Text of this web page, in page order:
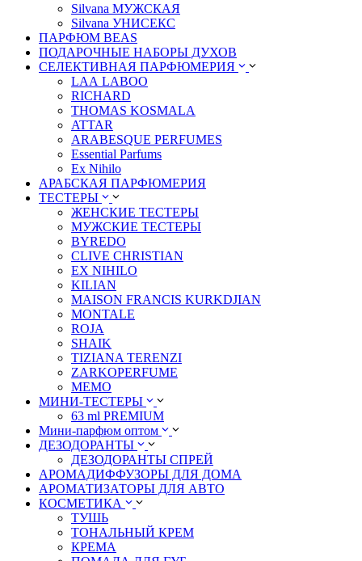
Silvana МУЖСКАЯ
Silvana УНИСЕКС
ПАРФЮМ BEAS
ПОДАРОЧНЫЕ НАБОРЫ ДУХОВ
СЕЛЕКТИВНАЯ ПАРФЮМЕРИЯ
LАА LABОО
RICHARD
THOMAS KOSMALA
ATTAR
ARABESQUE PERFUMES
Essential Parfums
Ex Nihilo
АРАБСКАЯ ПАРФЮМЕРИЯ
ТЕСТЕРЫ
ЖЕНСКИЕ ТЕСТЕРЫ
МУЖСКИЕ ТЕСТЕРЫ
BYREDO
CLIVE CHRISTIAN
EX NIHILO
KILIAN
MAISON FRANCIS KURKDJIAN
MONTALE
ROJA
SHAIK
TIZIANA TERENZI
ZARKOPERFUME
MEMO
МИНИ-ТЕСТЕРЫ
63 ml PREMIUM
Мини-парфюм оптом
ДЕЗОДОРАНТЫ
ДЕЗОДОРАНТЫ СПРЕЙ
АРОМАДИФФУЗОРЫ ДЛЯ ДОМА
АРОМАТИЗАТОРЫ ДЛЯ АВТО
КОСМЕТИКА
ТУШЬ
ТОНАЛЬНЫЙ КРЕМ
КРЕМА